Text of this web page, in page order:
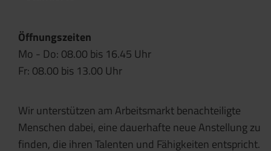
Öffnungszeiten
Mo - Do: 08.00 bis 16.45 Uhr
Fr: 08.00 bis 13.00 Uhr
Wir unterstützen am Arbeitsmarkt benachteiligte
Menschen dabei, eine dauerhafte neue Anstellung zu
finden, die ihren Talenten und Fähigkeiten entspricht.